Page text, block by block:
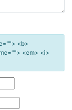
<b>
<em> <i>